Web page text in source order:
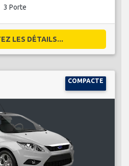
3 Porte
LES DÉTAILS...
COMPACTE